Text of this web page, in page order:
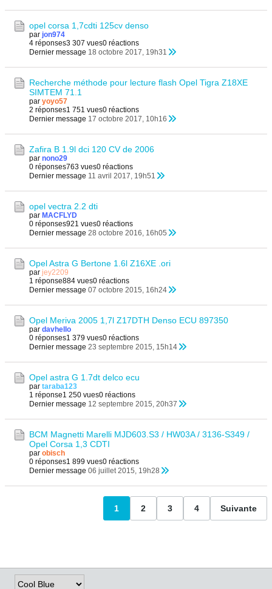
opel corsa 1,7cdti 125cv denso
par jon974
4 réponses3 307 vues0 réactions
Dernier message 18 octobre 2017, 19h31
Recherche méthode pour lecture flash Opel Tigra Z18XE
SIMTEM 71.1
par yoyo57
2 réponses1 751 vues0 réactions
Dernier message 17 octobre 2017, 10h16
Zafira B 1.9l dci 120 CV de 2006
par nono29
0 réponses763 vues0 réactions
Dernier message 11 avril 2017, 19h51
opel vectra 2.2 dti
par MACFLYD
0 réponses921 vues0 réactions
Dernier message 28 octobre 2016, 16h05
Opel Astra G Bertone 1.6l Z16XE .ori
par jey2209
1 réponse884 vues0 réactions
Dernier message 07 octobre 2015, 16h24
Opel Meriva 2005 1,7l Z17DTH Denso ECU 897350
par davhello
0 réponses1 379 vues0 réactions
Dernier message 23 septembre 2015, 15h14
Opel astra G 1.7dt delco ecu
par taraba123
1 réponse1 250 vues0 réactions
Dernier message 12 septembre 2015, 20h37
BCM Magnetti Marelli MJD603.S3 / HW03A / 3136-S349 /
Opel Corsa 1,3 CDTI
par obisch
0 réponses1 899 vues0 réactions
Dernier message 06 juillet 2015, 19h28
1 2 3 4 Suivante